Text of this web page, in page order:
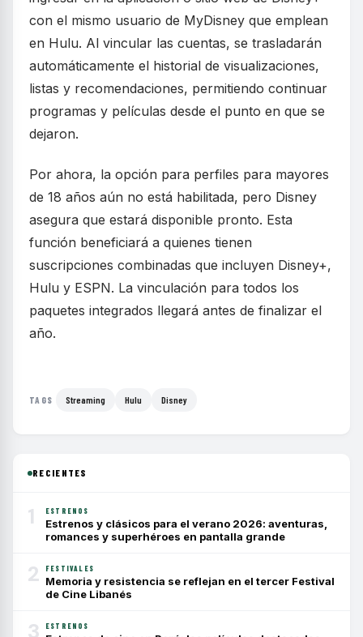
con el mismo usuario de MyDisney que emplean
en Hulu. Al vincular las cuentas, se trasladarán
automáticamente el historial de visualizaciones,
listas y recomendaciones, permitiendo continuar
programas y películas desde el punto en que se
dejaron.
Por ahora, la opción para perfiles para mayores
de 18 años aún no está habilitada, pero Disney
asegura que estará disponible pronto. Esta
función beneficiará a quienes tienen
suscripciones combinadas que incluyen Disney+,
Hulu y ESPN. La vinculación para todos los
paquetes integrados llegará antes de finalizar el
año.
TAGS Streaming Hulu Disney
RECIENTES
1 ESTRENOS
Estrenos y clásicos para el verano 2026: aventuras,
romances y superhéroes en pantalla grande
2 FESTIVALES
Memoria y resistencia se reflejan en el tercer Festival
de Cine Libanés
3 ESTRENOS